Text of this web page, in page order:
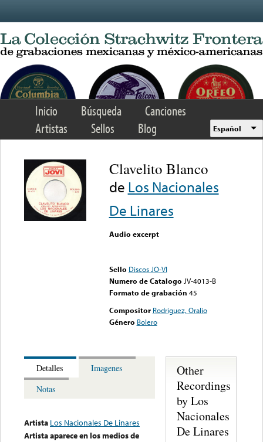
Inicio Búsqueda
Canciones
Artistas
Sellos Blog Español
Clavelito Blanco
de Los Nacionales
De Linares
Audio excerpt
Sello Discos JO-VI
Numero de Catalogo JV-4013-B
Formato de grabación 45
Compositor Rodriguez, Oralio
Género Bolero
Detalles
Imagenes
Notas
Artista Los Nacionales De Linares
Artista aparece en los medios de
Other
Recordings
by Los
Nacionales
De Linares